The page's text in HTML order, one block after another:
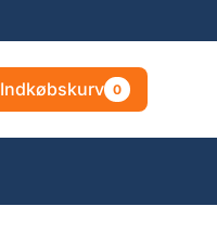
Indkøbskurv 0